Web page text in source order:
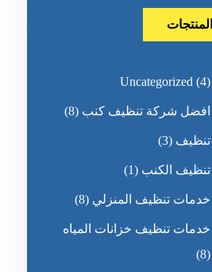
Uncategorized (4)
افضل شركة تنظيف كنب (8)
تنظيف (3)
تنظيف الكنب (1)
خدمات تنظيف المنزلي (8)
خدمات تنظيف خزانات المياه
(8)